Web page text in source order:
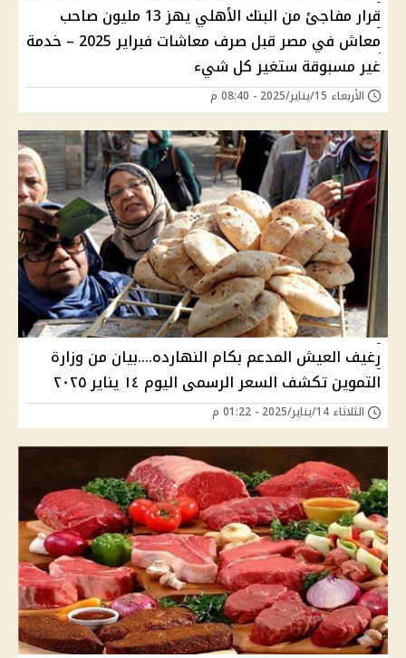
قرار مفاجئ من البنك الأهلي يهز 13 مليون صاحب
معاش في مصر قبل صرف معاشات فبراير 2025 – خدمة
غير مسبوقة ستغير كل شيء
الأربعاء 15/يناير/2025 - 08:40 م
رغيف العيش المدعم بكام النهارده....بيان من وزارة
التموين تكشف السعر الرسمى اليوم ١٤ يناير ٢٠٢٥
الثلاثاء 14/يناير/2025 - 01:22 م